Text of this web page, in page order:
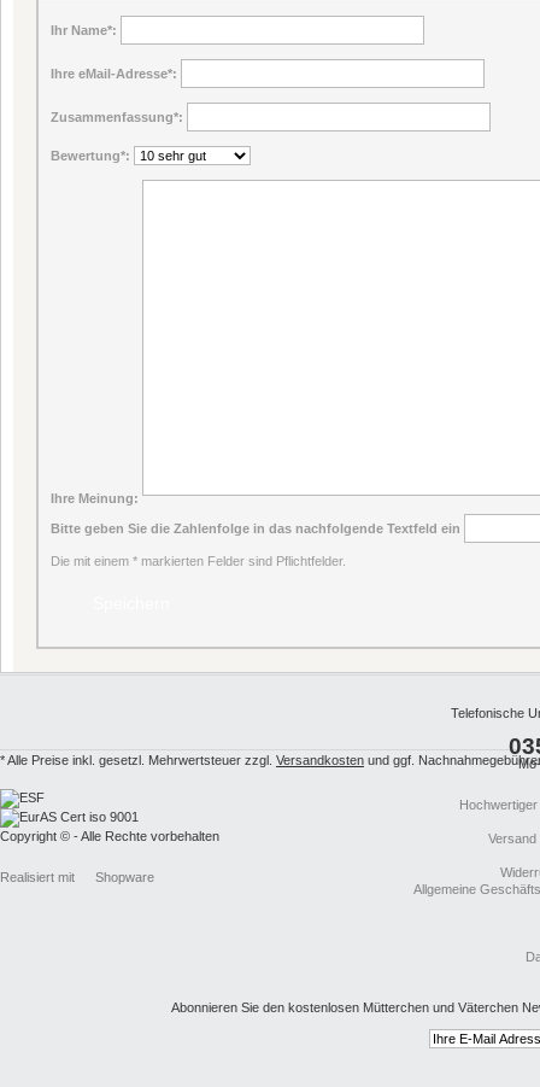
Ihr Name*:
Ihre eMail-Adresse*:
Zusammenfassung*:
Bewertung*:
Ihre Meinung:
Bitte geben Sie die Zahlenfolge in das nachfolgende Textfeld ein
Die mit einem * markierten Felder sind Pflichtfelder.
Telefonische
Versand
Allgemeine
Abonnieren Sie den kostenlosen Mütterchen und Väterchen
* Alle Preise inkl. gesetzl. Mehrwertsteuer zzgl. Versandkosten und ggf.
Copyright © - Alle Rechte vorbehalten
Realisiert mit Shopware